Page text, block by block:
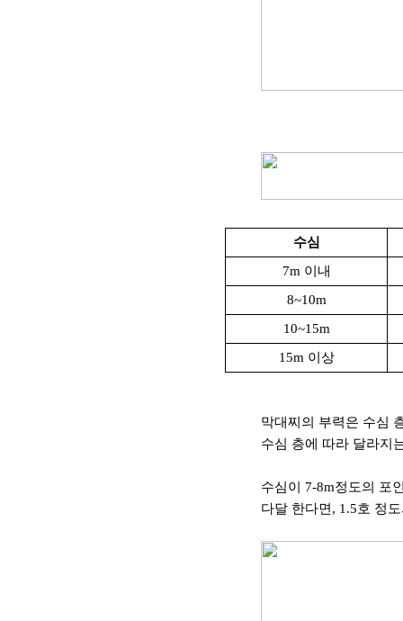
수심
7m 이내
8~10m
10~15m
15m 이상
막대찌의 부력은 수심
수심 층에 따라 달라지
수심이 7-8m정도의 포
다달 한다면 , 1.5호 정